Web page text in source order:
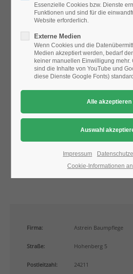
24h/ 365days
We offer support for our customers
Mon - Fri 8:00am - 5:00pm(GMT +1)
Get in touch
376-293 City Road, Suite 600
San Francisco, CA 94102
info@yourdomain.com
About us
Lorem ipsum dolor sit amet,
nicht
Bitte ändern Sie dieDatenschutz-
auch "externe Medien"
Firma: Astrein Baumpflege
Straße: Hohenberg 5
Postleitzahl: 24211
Essenzielle Cookies bzw. Dienste
Funktionen und sind für die
Website erforderlich.
Externe Medien
Wenn Cookies und die
Medien akzeptiert werden, bedarf
keiner manuellen Einwilligung
sind die Inhalte von YouTube und
diese Dienste Google Fonts)
Impressum
Cookie-Informationen